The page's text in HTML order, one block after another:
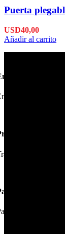
Puerta
USD40,00
Añadir al carrito
en 24hs
su pedido
de
las
Seguros.
online en